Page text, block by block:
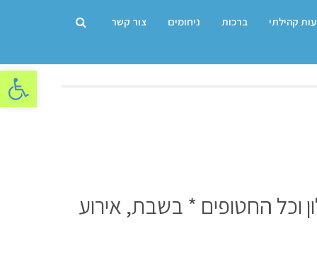
פתח
קהילתי ברכות ניחומים צור קשר
וכל החטופים * בשבת, אירוע